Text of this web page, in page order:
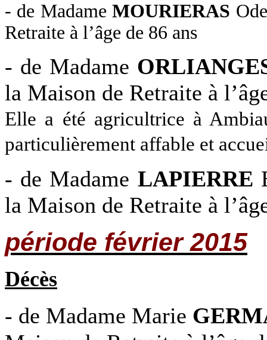
- de MadameMOURIERAS
Retraite à l’âge de 86 ans
- de Madame
la Maison de Retraite à
Elle a été agricultrice à
particulièrement affable et
- de Madame LAPIERRE
la Maison de Retraite à
période février 2015
Décès
- de Madame Marie